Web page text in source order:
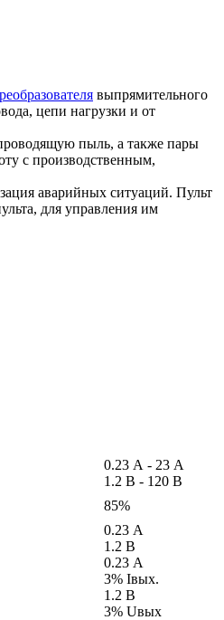
выпрямительного
цепи нагрузки и от
пыль, а также пары
с производственным,
аварийных ситуаций. Пульт
для управления им
0.23 А - 23 А
1.2 В - 120 В
85%
0.23 А
1.2 В
0.23 А
3% Iвых.
1.2 В
3% Uвых